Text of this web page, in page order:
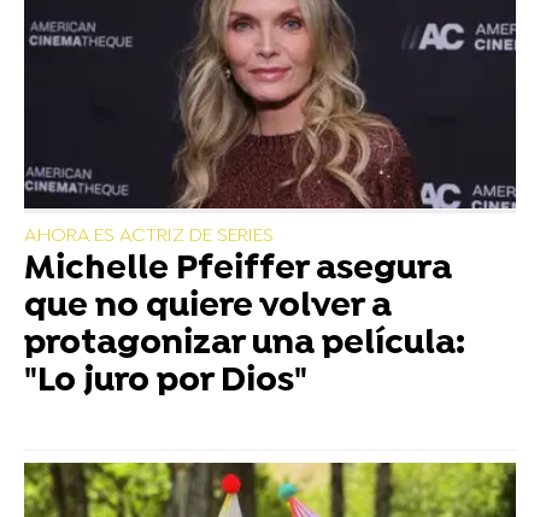
AHORA ES ACTRIZ DE SERIES
Michelle Pfeiffer asegura
que no quiere volver a
protagonizar una película:
"Lo juro por Dios"